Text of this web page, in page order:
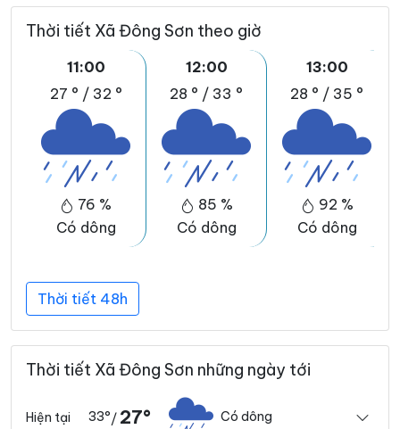
Thời tiết Xã Đông Sơn theo giờ
11:00
27 ° / 32 °
76 %
Có dông
12:00
28 ° / 33 °
85 %
Có dông
13:00
28 ° / 35 °
92 %
Có dông
Thời tiết 48h
Thời tiết Xã Đông Sơn những ngày tới
Hiện tại 33°/ 27° Có dông